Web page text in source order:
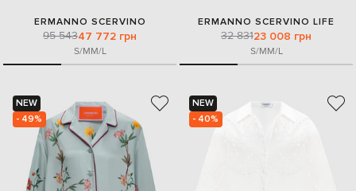
ERMANNO SCERVINO
95 54347 772 грн
S/MM/L
ERMANNO SCERVINO LIFE
32 83123 008 грн
S/MM/L
NEW
- 49%
NEW
- 40%